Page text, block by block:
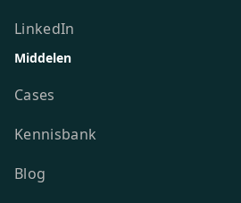
LinkedIn
Middelen
Cases
Kennisbank
Blog